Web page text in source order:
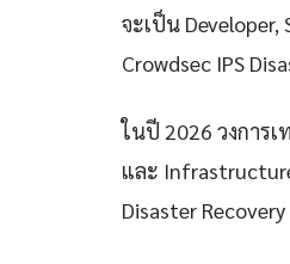
จะเป็น Developer,
Crowdsec IPS
ในปี 2026 วงการ
และ
Disaster